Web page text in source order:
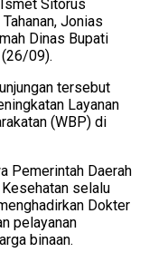
Sitorus
Jonias
Dinas Bupati
(26/09).
tersebut
Layanan
(WBP) di
Pemerintah Daerah
selalu
Dokter
pelayanan
binaan.